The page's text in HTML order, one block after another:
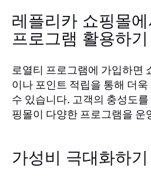
레플리카 쇼핑몰에
프로그램 활용하기
로열티 프로그램에 가입하면
이나 포인트 적립을 통해 더
수 있습니다. 고객의 충성도
핑몰이 다양한 프로그램을 운
가성비 극대화하기